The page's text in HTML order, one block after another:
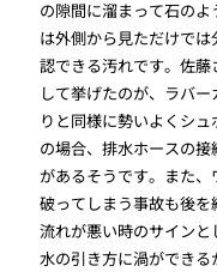
の隙間に溜まって石の
は外側から見ただけで
認できる汚れです。佐
して挙げたのが、ラバ
りと同様に勢いよくシ
の場合、排水ホースの
があるそうです。また
破ってしまう事故も後
流れが悪い時のサイン
水の引き方に渦ができ